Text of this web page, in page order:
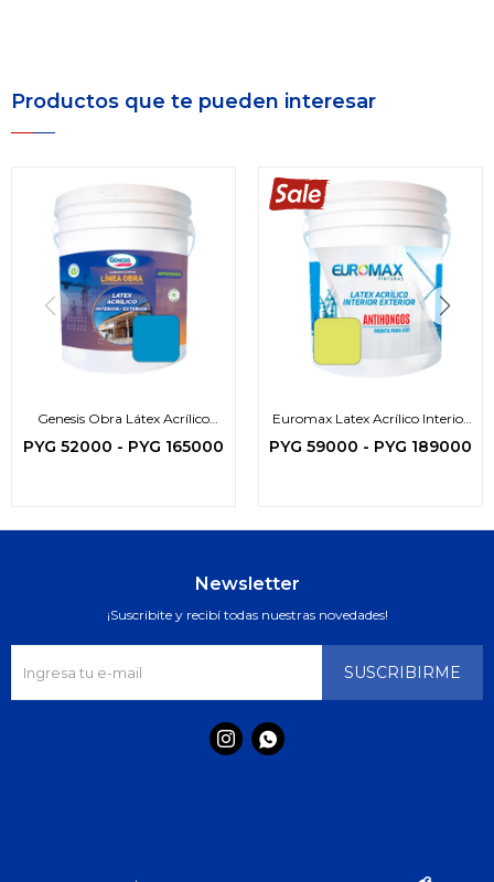
Productos que te pueden interesar
Genesis Obra Látex Acrílico
Interior Exterior
PYG 52000 - PYG 165000
Euromax Latex Acrílico Interior
- Exterior (zona protegida)
PYG 59000 - PYG 189000
Newsletter
¡Suscribite y recibí todas nuestras novedades!
SUSCRIBIRME
 